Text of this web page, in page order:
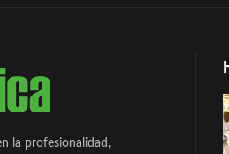
la profesionalidad,